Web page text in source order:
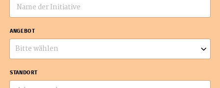
ANGEBOT
Bitte wählen
STANDORT